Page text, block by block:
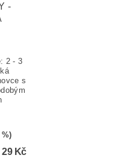
-
2 - 3
s
29 Kč